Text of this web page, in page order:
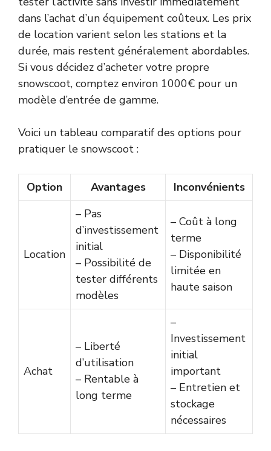
dans l’achat d’un équipement coûteux. Les prix
de location varient selon les stations et la
durée, mais restent généralement abordables.
Si vous décidez d’acheter votre propre
snowscoot, comptez environ 1000€ pour un
modèle d’entrée de gamme.
Voici un tableau comparatif des options pour
pratiquer le snowscoot :
Option Avantages Inconvénients
Location
– Pas
d’investissement
initial
– Possibilité de
tester différents
modèles
– Coût à long
terme
– Disponibilité
limitée en
haute saison
Achat
– Liberté
d’utilisation
– Rentable à
long terme
–
Investissement
initial
important
– Entretien et
stockage
nécessaires